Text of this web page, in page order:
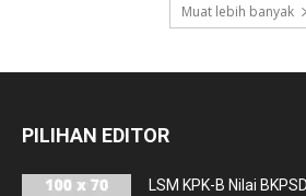
Muat lebih banyak
PILIHAN EDITOR
LSM KPK-B Nilai